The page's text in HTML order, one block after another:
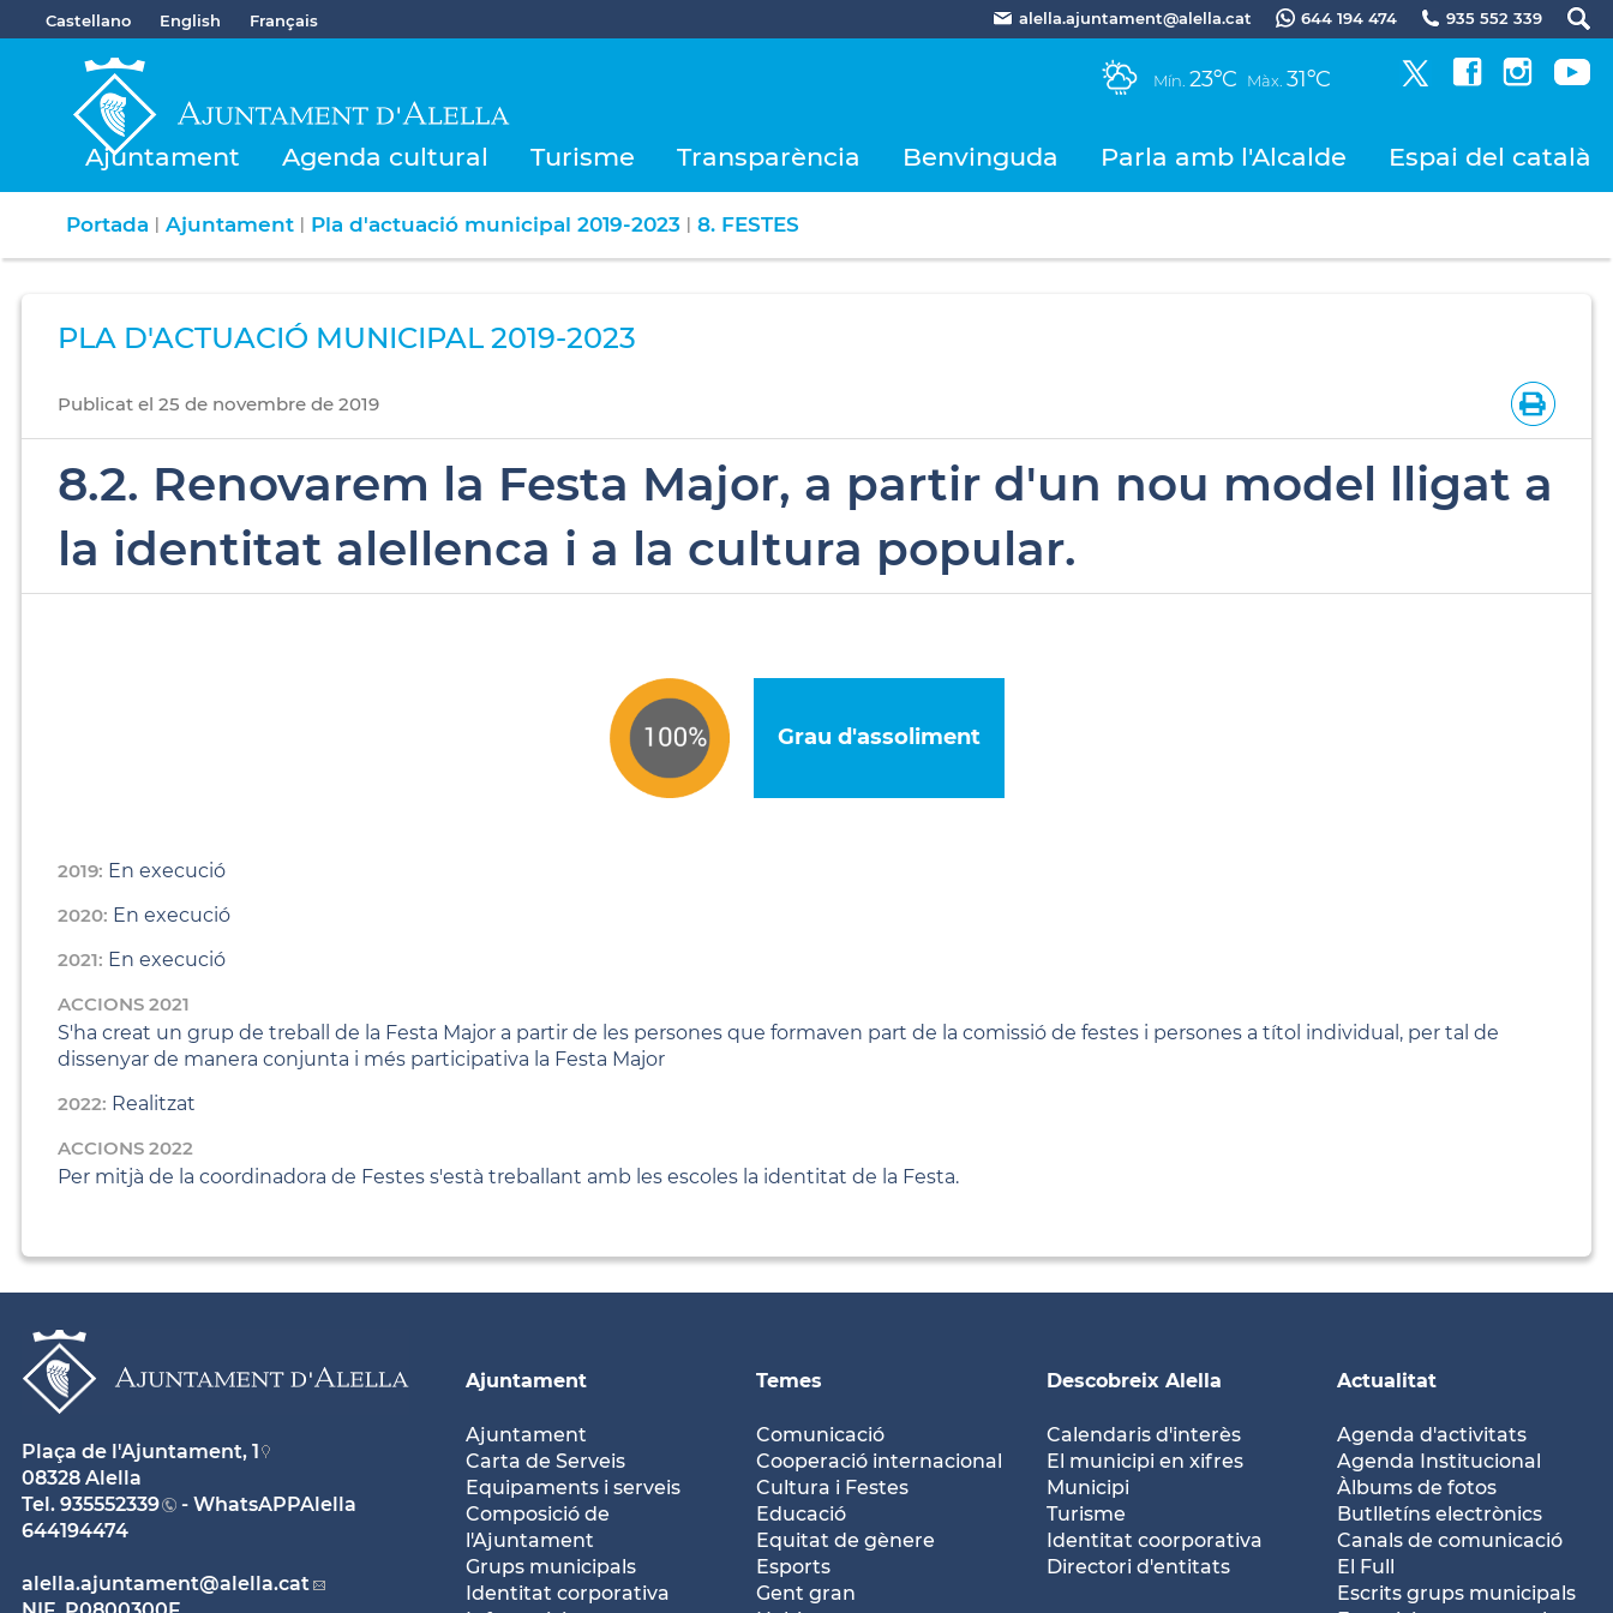
Castellano English Français alella.ajuntament@alella.cat 644 194 474 935 552 339
Mín. 23ºC Màx. 31ºC
Ajuntament Agenda cultural Turisme Transparència Benvinguda Parla amb l'Alcalde Espai del català
Portada | Ajuntament | Pla d'actuació municipal 2019-2023 | 8. FESTES
PLA D'ACTUACIÓ MUNICIPAL 2019-2023
Publicat el 25 de novembre de 2019
8.2. Renovarem la Festa Major, a partir d'un nou model lligat a
la identitat alellenca i a la cultura popular.
Grau d'assoliment
2019: En execució
2020: En execució
2021: En execució
ACCIONS 2021
S'ha creat un grup de treball de la Festa Major a partir de les persones que formaven part de la comissió de festes i persones a títol individual, per tal de
dissenyar de manera conjunta i més participativa la Festa Major
2022: Realitzat
ACCIONS 2022
Per mitjà de la coordinadora de Festes s'està treballant amb les escoles la identitat de la Festa.
Ajuntament
Ajuntament
Carta de Serveis
Equipaments i serveis
Composició de
l'Ajuntament
Grups municipals
Identitat corporativa
Temes
Comunicació
Cooperació internacional
Cultura i Festes
Educació
Equitat de gènere
Esports
Gent gran
Descobreix Alella
Calendaris d'interès
El municipi en xifres
Municipi
Turisme
Identitat coorporativa
Directori d'entitats
Actualitat
Agenda d'activitats
Agenda Institucional
Àlbums de fotos
Butlletíns electrònics
Canals de comunicació
El Full
Escrits grups municipals
Plaça de l'Ajuntament, 1
08328 Alella
Tel. 935552339
- WhatsAPPAlella
644194474
alella.ajuntament@alella.cat